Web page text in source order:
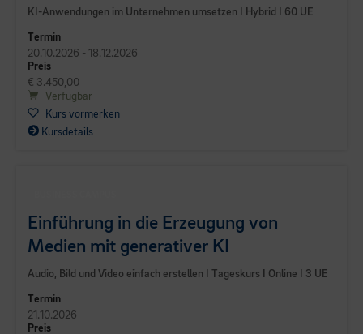
KI-Anwendungen im Unternehmen umsetzen I Hybrid I 60 UE
Termin
20.10.2026 - 18.12.2026
Preis
€ 3.450,00
Verfügbar
Kurs vormerken
Kursdetails
Einführung in die Erzeugung von
Medien mit generativer KI
Audio, Bild und Video einfach erstellen I Tageskurs I Online I 3 UE
Termin
21.10.2026
Preis